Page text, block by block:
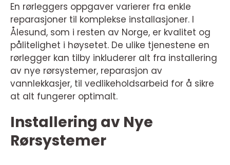
En rørleggers oppgaver varierer fra enkle
reparasjoner til komplekse installasjoner. I
Ålesund, som i resten av Norge, er kvalitet og
pålitelighet i høysetet. De ulike tjenestene en
rørlegger kan tilby inkluderer alt fra installering
av nye rørsystemer, reparasjon av
vannlekkasjer, til vedlikeholdsarbeid for å sikre
at alt fungerer optimalt.
Installering av Nye
Rørsystemer